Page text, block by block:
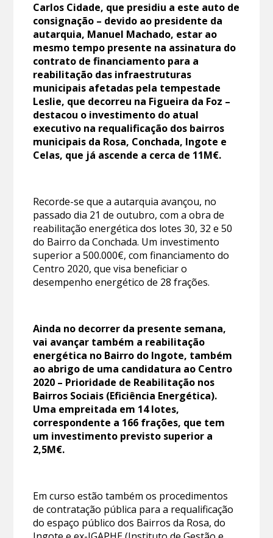
Carlos Cidade, que presidiu a este auto de
consignação – devido ao presidente da
autarquia, Manuel Machado, estar ao
mesmo tempo presente na assinatura do
contrato de financiamento para a
reabilitação das infraestruturas
municipais afetadas pela tempestade
Leslie, que decorreu na Figueira da Foz –
destacou o investimento do atual
executivo na requalificação dos bairros
municipais da Rosa, Conchada, Ingote e
Celas, que já ascende a cerca de 11M€.
Recorde-se que a autarquia avançou, no
passado dia 21 de outubro, com a obra de
reabilitação energética dos lotes 30, 32 e 50
do Bairro da Conchada. Um investimento
superior a 500.000€, com financiamento do
Centro 2020, que visa beneficiar o
desempenho energético de 28 frações.
Ainda no decorrer da presente semana,
vai avançar também a reabilitação
energética no Bairro do Ingote, também
ao abrigo de uma candidatura ao Centro
2020 – Prioridade de Reabilitação nos
Bairros Sociais (Eficiência Energética).
Uma empreitada em 14 lotes,
correspondente a 166 frações, que tem
um investimento previsto superior a
2,5M€.
Em curso estão também os procedimentos
de contratação pública para a requalificação
do espaço público dos Bairros da Rosa, do